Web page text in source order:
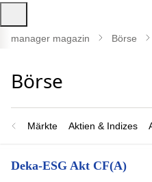
öffnen
manager magazin Börse
Märkte Aktien & Indizes
Deka-ESG Akt CF(A)